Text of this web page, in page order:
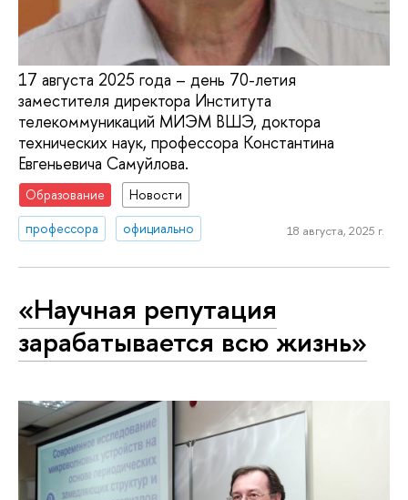
17 августа 2025 года – день 70-летия
заместителя директора Института
телекоммуникаций МИЭМ ВШЭ, доктора
технических наук, профессора Константина
Евгеньевича Cамуйлова.
Образование
Новости
профессора
официально 18 августа, 2025 г.
«Научная репутация
зарабатывается всю жизнь»